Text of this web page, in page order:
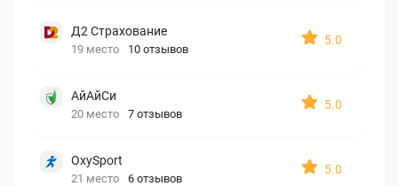
Д2 Страхование
19 место 10 отзывов
5.0
АйАйСи
20 место 7 отзывов
5.0
OxySport
21 место 6 отзывов
5.0